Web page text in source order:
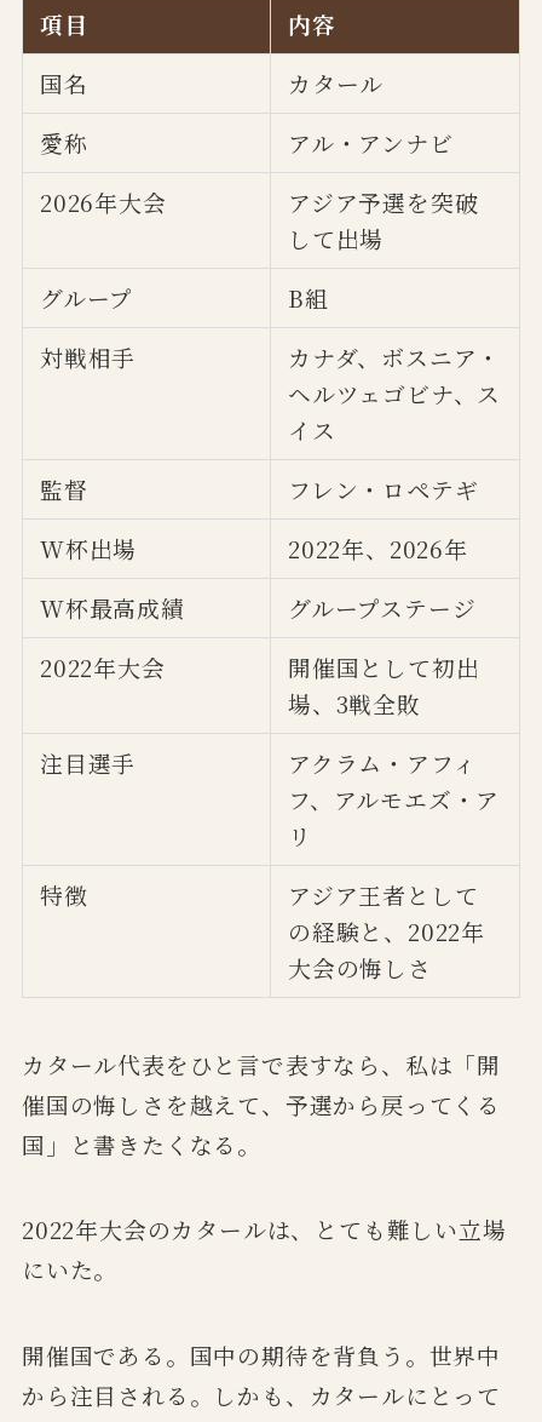
項目
内容
国名
カタール
愛称
アル・アンナビ
2026年大会
アジア予選を突破
して出場
グループ
B組
対戦相手
カナダ、ボスニア・
ヘルツェゴビナ、ス
イス
監督
フレン・ロペテギ
W杯出場
2022年、2026年
W杯最高成績
グループステージ
2022年大会
開催国として初出
場、3戦全敗
注目選手
アクラム・アフィ
フ、アルモエズ・ア
リ
特徴
アジア王者として
の経験と、2022年
大会の悔しさ
カタール代表をひと言で表すなら、私は「開
催国の悔しさを越えて、予選から戻ってくる
国」と書きたくなる。
2022年大会のカタールは、とても難しい立場
にいた。
開催国である。国中の期待を背負う。世界中
から注目される。しかも、カタールにとって